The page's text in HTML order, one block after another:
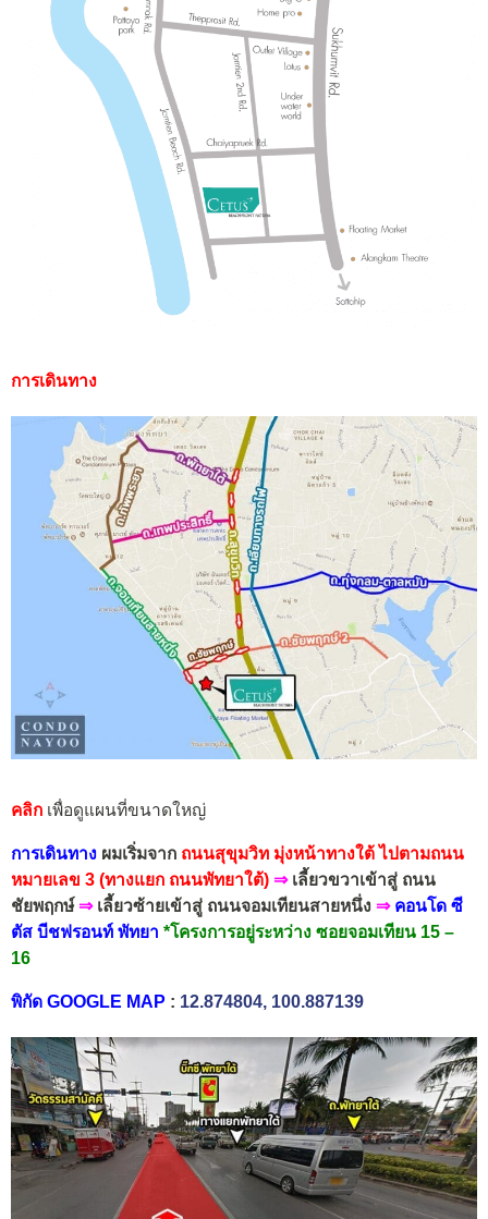
การเดินทาง
คลิก เพื่อดูแผนที่ขนาดใหญ่
การเดินทาง ผมเริ่มจาก ถนนสุขุมวิท มุ่งหน้าทางใต้ไปตามถนน
หมายเลข 3 (ทางแยก ถนนพัทยาใต้) ⇒ เลี้ยวขวาเข้าสู่ ถนน
ชัยพฤกษ์ ⇒เลี้ยวซ้ายเข้าสู่ ถนนจอมเทียนสายหนึ่ง ⇒ คอนโด ซี
ตัส บีชฟรอนท์ พัทยา *โครงการอยู่ระหว่าง ซอยจอมเทียน 15 –
16
พิกัด GOOGLE MAP : 12.874804, 100.887139